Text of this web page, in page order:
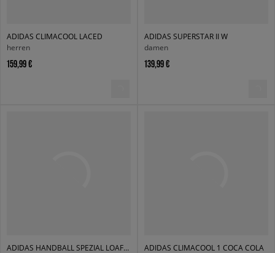
ADIDAS CLIMACOOL LACED
herren
159,99 €
ADIDAS SUPERSTAR II W
damen
139,99 €
ADIDAS HANDBALL SPEZIAL LOAFER W
ADIDAS CLIMACOOL 1 COCA COLA